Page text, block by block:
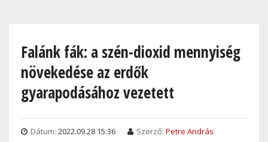
contentFalánk fák: a szén-dioxid mennyiség
növekedése az erdők
gyarapodásához vezetett
Dátum: 2022.09.28 15:36 Szerző: Petre András